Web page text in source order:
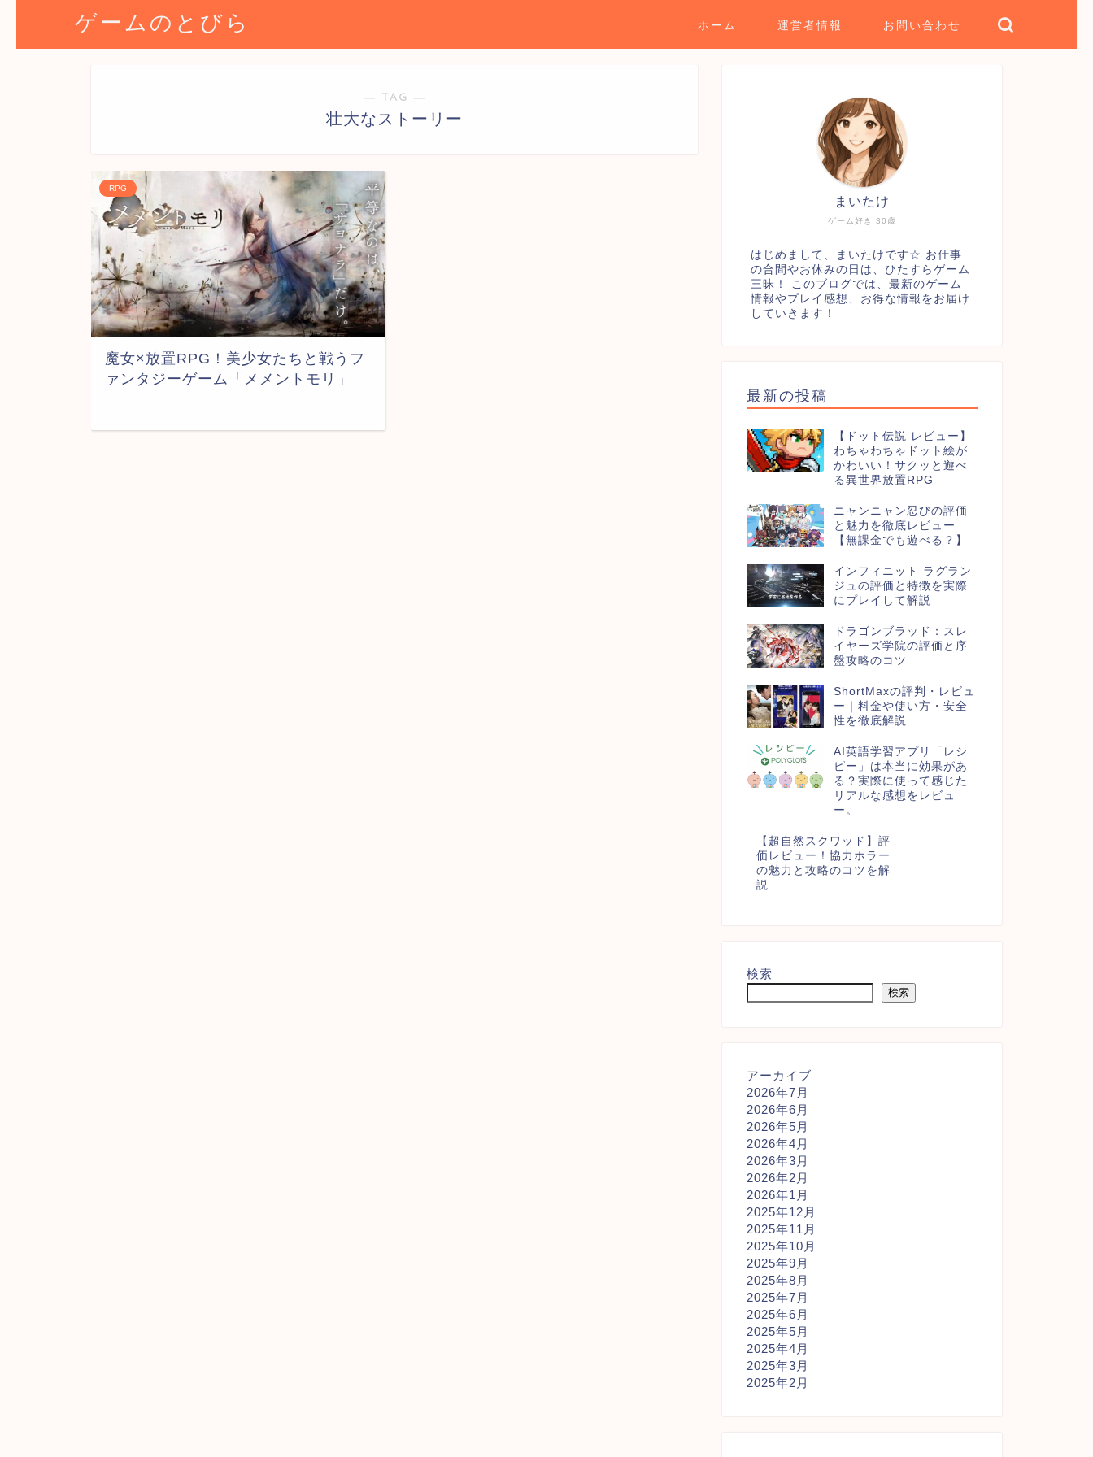
ゲームのとびら ホーム 運営者情報 お問い合わせ
― TAG ―
壮大なストーリー
RPG
魔女×放置RPG！美少女たちと戦うフ
ァンタジーゲーム「メメントモリ」
ゲーム好き 30歳
まいたけ
はじめまして、まいたけです☆ お仕事
の合間やお休みの日は、ひたすらゲーム
三昧！ このブログでは、最新のゲーム
情報やプレイ感想、お得な情報をお届け
していきます！
最新の投稿
【ドット伝説 レビュー】
わちゃわちゃドット絵が
かわいい！サクッと遊べ
る異世界放置RPG
ニャンニャン忍びの評価
と魅力を徹底レビュー
【無課金でも遊べる？】
インフィニット ラグラン
ジュの評価と特徴を実際
にプレイして解説
ドラゴンブラッド：スレ
イヤーズ学院の評価と序
盤攻略のコツ
ShortMaxの評判・レビュ
ー｜料金や使い方・安全
性を徹底解説
AI英語学習アプリ「レシ
ピー」は本当に効果があ
る？実際に使って感じた
リアルな感想をレビュ
ー。
【超自然スクワッド】評
価レビュー！協力ホラー
の魅力と攻略のコツを解
説
検索
検索
アーカイブ
2026年7月
2026年6月
2026年5月
2026年4月
2026年3月
2026年2月
2026年1月
2025年12月
2025年11月
2025年10月
2025年9月
2025年8月
2025年7月
2025年6月
2025年5月
2025年4月
2025年3月
2025年2月